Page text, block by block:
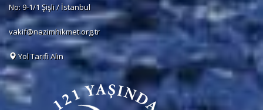
No: 9-1/1 Şişli / İstanbul
vakif@nazimhikmet.org.tr
Yol Tarifi Alın